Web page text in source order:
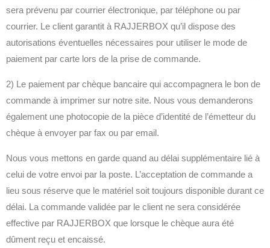
sera prévenu par courrier électronique, par téléphone ou par
courrier. Le client garantit à RAJJERBOX qu’il dispose des
autorisations éventuelles nécessaires pour utiliser le mode de
paiement par carte lors de la prise de commande.
2) Le paiement par chèque bancaire qui accompagnera le bon de
commande à imprimer sur notre site. Nous vous demanderons
également une photocopie de la pièce d’identité de l’émetteur du
chèque à envoyer par fax ou par email.
Nous vous mettons en garde quand au délai supplémentaire lié à
celui de votre envoi par la poste. L’acceptation de commande a
lieu sous réserve que le matériel soit toujours disponible durant ce
délai. La commande validée par le client ne sera considérée
effective par RAJJERBOX que lorsque le chèque aura été
dûment reçu et encaissé.